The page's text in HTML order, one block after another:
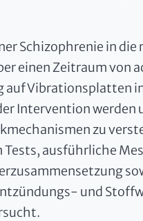
Schizophrenie in die
einen Zeitraum von
auf Vibrationsplatten
Intervention werden
zu
ausführliche
und